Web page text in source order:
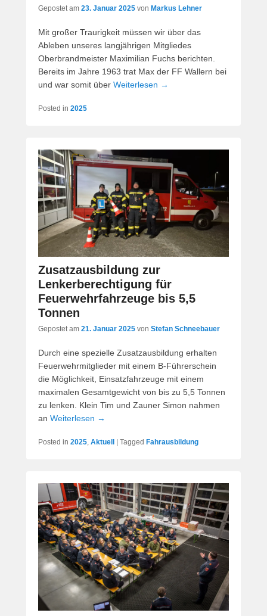
Gepostet am 23. Januar 2025 von Markus Lehner
Mit großer Traurigkeit müssen wir über das
Ableben unseres langjährigen Mitgliedes
Oberbrandmeister Maximilian Fuchs berichten.
Bereits im Jahre 1963 trat Max der FF Wallern bei
und war somit über Weiterlesen →
Posted in 2025
Zusatzausbildung zur
Lenkerberechtigung für
Feuerwehrfahrzeuge bis 5,5
Tonnen
Gepostet am 21. Januar 2025 von Stefan Schneebauer
Durch eine spezielle Zusatzausbildung erhalten
Feuerwehrmitglieder mit einem B-Führerschein
die Möglichkeit, Einsatzfahrzeuge mit einem
maximalen Gesamtgewicht von bis zu 5,5 Tonnen
zu lenken. Klein Tim und Zauner Simon nahmen
an Weiterlesen →
Posted in 2025, Aktuell Tagged Fahrausbildung